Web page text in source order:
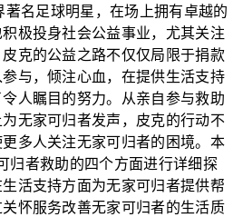
名足球明星，在场上拥有卓越的
极投身社会公益事业，尤其关注
克的公益之路不仅仅局限于捐款
与，倾注心血，在提供生活支持
人瞩目的努力。从亲自参与救助
无家可归者发声，皮克的行动不
多人关注无家可归者的困境。本
归者救助的四个方面进行详细探
活支持方面为无家可归者提供帮
怀服务改善无家可归者的生活质